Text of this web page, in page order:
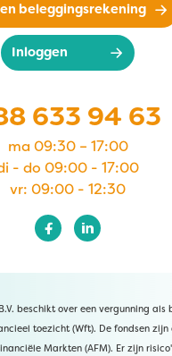
beleggingsrekening
Inloggen
633 94 63
ma 09:30 – 17:00
- do 09:00 - 17:00
vr: 09:00 - 12:30
beschikt over een vergunning als
toezicht (Wft). De fondsen zijn
Markten (AFM). Er zijn